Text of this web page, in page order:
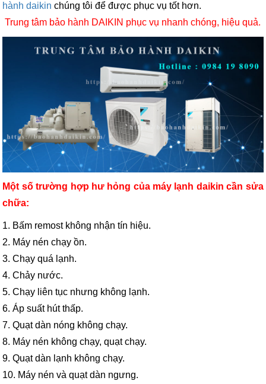
hành daikin chúng tôi để được phục vụ tốt hơn.
Trung tâm bảo hành DAIKIN phục vụ nhanh chóng, hiệu quả.
Một số trường hợp hư hỏng của máy lạnh daikin cần sửa
chữa:
1. Bấm remost không nhận tín hiệu.
2. Máy nén chạy ồn.
3. Chạy quá lạnh.
4. Chảy nước.
5. Chạy liên tục nhưng không lạnh.
6. Áp suất hút thấp.
7. Quạt dàn nóng không chạy.
8. Máy nén không chạy, quạt chạy.
9. Quạt dàn lạnh không chạy.
10. Máy nén và quạt dàn ngưng.